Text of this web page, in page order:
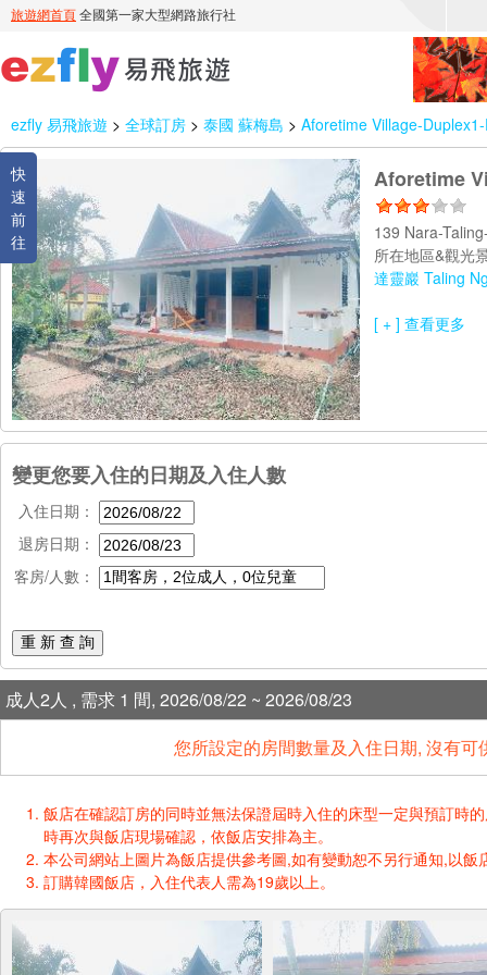
ezfly 易飛旅遊 > 全球訂房 > 泰國 蘇梅島 > Aforetime Village-
快
速
前
往
Aforetime
139 Nara-
所在地區&觀光
達靈巖 Taling
[ + ] 查看更多
變更您要入住的日期及入住人數
入住日期：
退房日期：
客房/人數：
重 新 查 詢
成人2人 , 需求 1 間, 2026/08/22 ~ 2026/08/23
您所設定的房間數量及入住日期, 沒有
飯店在確認訂房的同時並無法保證屆時入住的床型一定與預訂時
時再次與飯店現場確認，依飯店安排為主。
本公司網站上圖片為飯店提供參考圖,如有變動恕不另行通知,以飯
訂購韓國飯店，入住代表人需為19歲以上。